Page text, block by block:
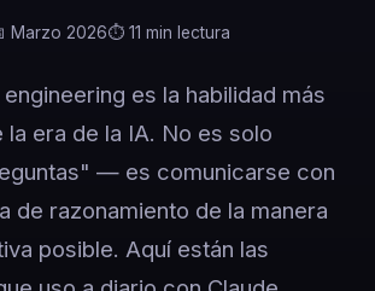
Marzo 2026⏱️ 11 min lectura
es la habilidad más
la era de la IA. No es solo
— es comunicarse con
de razonamiento de la manera
posible. Aquí están las